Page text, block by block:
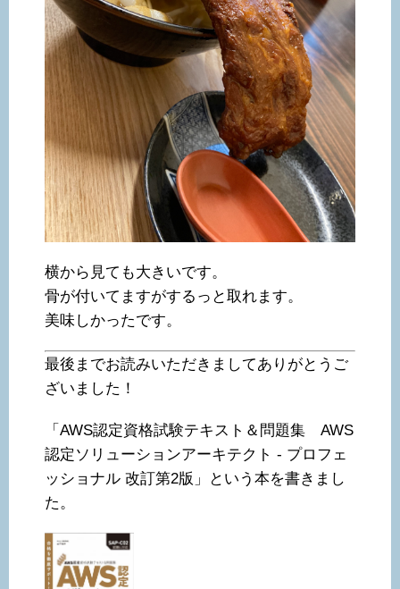
横から見ても大きいです。
骨が付いてますがするっと取れます。
美味しかったです。
最後までお読みいただきましてありがとうご
ざいました！
「AWS認定資格試験テキスト＆問題集 AWS
認定ソリューションアーキテクト - プロフェ
ッショナル 改訂第2版」という本を書きまし
た。